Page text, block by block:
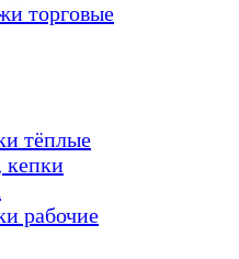
торговые
тёплые
рабочие